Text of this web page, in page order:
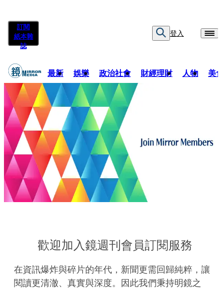
訂閱
紙本雜
誌
登入
最新 娛樂 政治社會 財經理財 人物 美
歡迎加入鏡週刊會員訂閱服務
在資訊爆炸與碎片的年代，新聞更需回歸純粹，讓
閱讀更清澈、真實與深度。因此我們秉持明鏡之